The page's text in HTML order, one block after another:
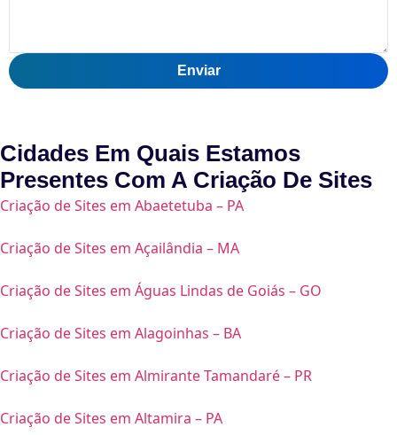
Enviar
Cidades Em Quais Estamos
Presentes Com A Criação De Sites
Criação de Sites em Abaetetuba – PA
Criação de Sites em Açailândia – MA
Criação de Sites em Águas Lindas de Goiás – GO
Criação de Sites em Alagoinhas – BA
Criação de Sites em Almirante Tamandaré – PR
Criação de Sites em Altamira – PA